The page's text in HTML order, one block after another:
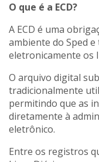
O que é a ECD?
A ECD é uma
ambiente do Sped
eletronicamente os
O arquivo digital
tradicionalmente
permitindo que as
diretamente à
eletrônico.
Entre os registros